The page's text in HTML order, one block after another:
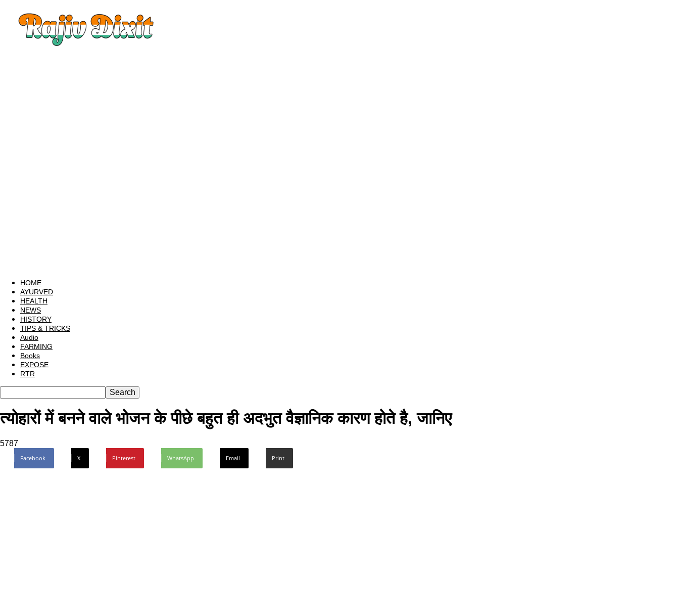
Dixit
Rajiv
HOME
AYURVED
HEALTH
NEWS
HISTORY
TIPS & TRICKS
Audio
FARMING
Books
EXPOSE
RTR
त्योहारों में बनने वाले भोजन के पीछे बहुत ही अदभुत वैज्ञानिक कारण होते है, जानिए
5787
Facebook X Pinterest WhatsApp Email Print